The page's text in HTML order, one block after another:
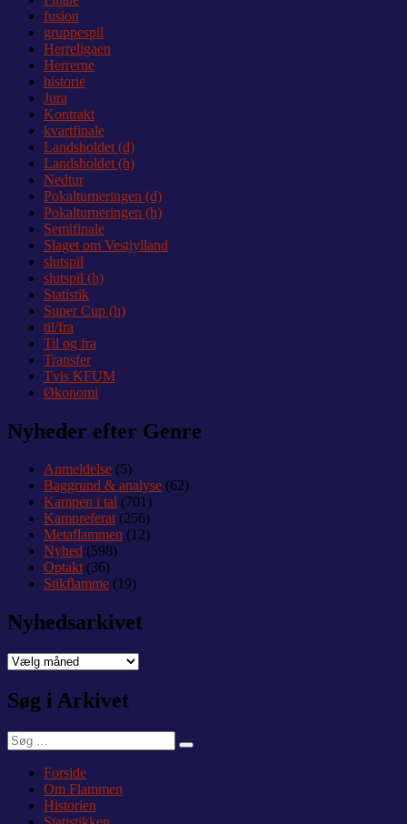
fusion
gruppespil
Herreligaen
Herrerne
historie
Jura
Kontrakt
kvartfinale
Landsholdet (d)
Landsholdet (h)
Nedtur
Pokalturneringen (d)
Pokalturneringen (h)
Semifinale
Slaget om Vestjylland
slutspil
slutspil (h)
Statistik
Super Cup (h)
til/fra
Til og fra
Transfer
Tvis KFUM
Økonomi
Nyheder efter Genre
Anmeldelse (5)
Baggrund & analyse (62)
Kampen i tal (701)
Kampreferat(256)
Metaflammen (12)
Nyhed (598)
Optakt(36)
Stikflamme (19)
Nyhedsarkivet
Nyhedsarkivet
Søg i Arkivet
Søg
efter:
Søg
Forside
Om Flammen
Historien